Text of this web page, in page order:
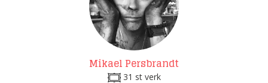
Mikael Persbrandt
31 st verk